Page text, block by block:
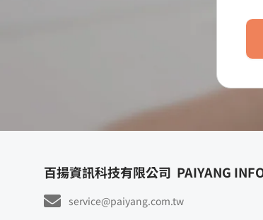
百揚資訊科技有限公司 PAIYANG
service@paiyang.com.tw